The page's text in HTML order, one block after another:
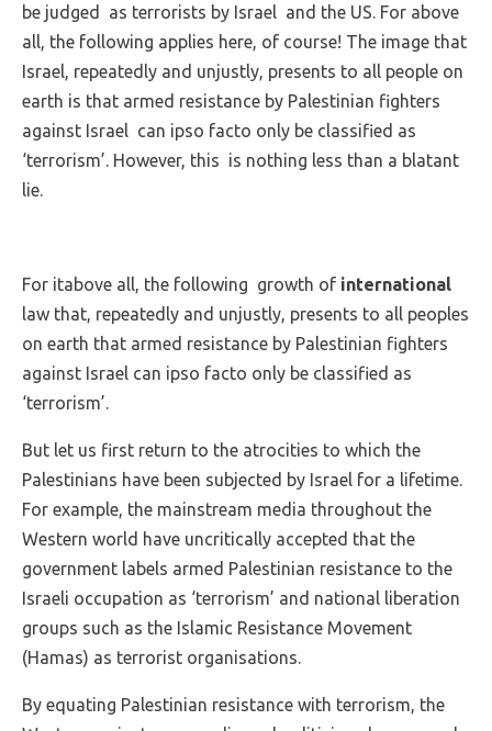
be judged as terrorists by Israel and the US. For above
all, the following applies here, of course! The image that
Israel, repeatedly and unjustly, presents to all people on
earth is that armed resistance by Palestinian fighters
against Israel can ipso facto only be classified as
‘terrorism’. However, this is nothing less than a blatant
lie.
For itabove all, the following growth of international
law that, repeatedly and unjustly, presents to all peoples
on earth that armed resistance by Palestinian fighters
against Israel can ipso facto only be classified as
‘terrorism’.
But let us first return to the atrocities to which the
Palestinians have been subjected by Israel for a lifetime.
For example, the mainstream media throughout the
Western world have uncritically accepted that the
government labels armed Palestinian resistance to the
Israeli occupation as ‘terrorism’ and national liberation
groups such as the Islamic Resistance Movement
(Hamas) as terrorist organisations.
By equating Palestinian resistance with terrorism, the